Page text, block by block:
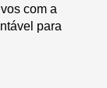
com a
para